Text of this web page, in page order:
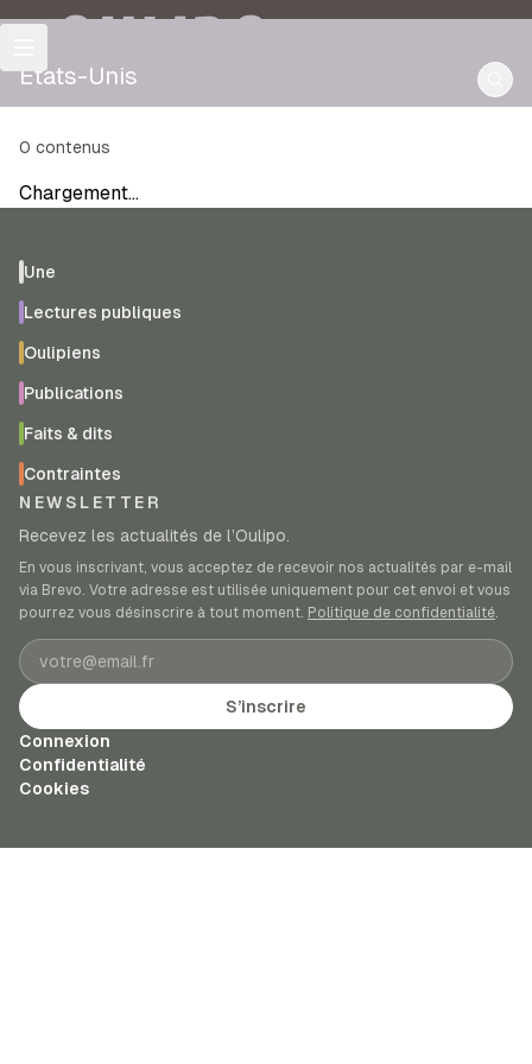
OULIPO
États-Unis
0 contenus
Chargement…
Une
Lectures publiques
Oulipiens
Publications
Faits & dits
Contraintes
NEWSLETTER
Recevez les actualités de l’Oulipo.
En vous inscrivant, vous acceptez de recevoir nos actualités par e-mail
via Brevo. Votre adresse est utilisée uniquement pour cet envoi et vous
pourrez vous désinscrire à tout moment. Politique de confidentialité.
Adresse e-mail
S’inscrire
Connexion
Confidentialité
Cookies